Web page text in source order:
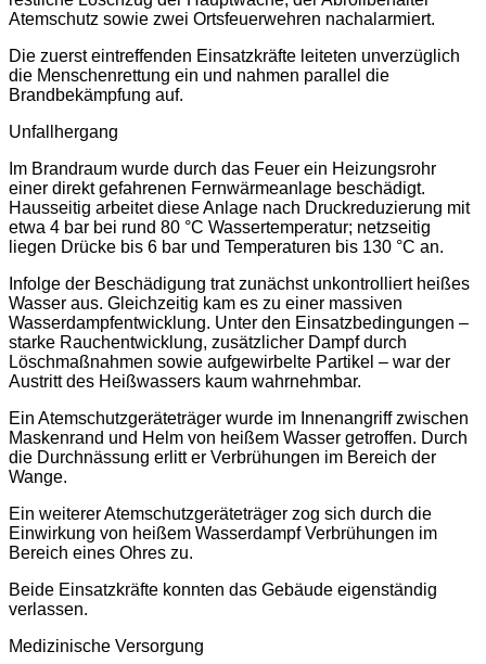
Atemschutz sowie zwei Ortsfeuerwehren nachalarmiert.
Die zuerst eintreffenden Einsatzkräfte leiteten unverzüglich
die Menschenrettung ein und nahmen parallel die
Brandbekämpfung auf.
Unfallhergang
Im Brandraum wurde durch das Feuer ein Heizungsrohr
einer direkt gefahrenen Fernwärmeanlage beschädigt.
Hausseitig arbeitet diese Anlage nach Druckreduzierung mit
etwa 4 bar bei rund 80 °C Wassertemperatur; netzseitig
liegen Drücke bis 6 bar und Temperaturen bis 130 °C an.
Infolge der Beschädigung trat zunächst unkontrolliert heißes
Wasser aus. Gleichzeitig kam es zu einer massiven
Wasserdampfentwicklung. Unter den Einsatzbedingungen –
starke Rauchentwicklung, zusätzlicher Dampf durch
Löschmaßnahmen sowie aufgewirbelte Partikel – war der
Austritt des Heißwassers kaum wahrnehmbar.
Ein Atemschutzgeräteträger wurde im Innenangriff zwischen
Maskenrand und Helm von heißem Wasser getroffen. Durch
die Durchnässung erlitt er Verbrühungen im Bereich der
Wange.
Ein weiterer Atemschutzgeräteträger zog sich durch die
Einwirkung von heißem Wasserdampf Verbrühungen im
Bereich eines Ohres zu.
Beide Einsatzkräfte konnten das Gebäude eigenständig
verlassen.
Medizinische Versorgung